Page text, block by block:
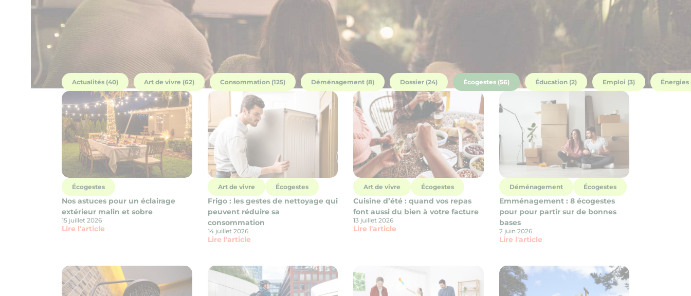
Actualités (40) Art de vivre (62) Consommation (125) Déménagement (8) Dossier (24) Écogestes (56) Éducation (2) Emploi (3) Énergies
Écogestes
Nos astuces pour un éclairage
extérieur malin et sobre
15 juillet 2026
Lire l'article
Art de vivre Écogestes
Frigo : les gestes de nettoyage qui
peuvent réduire sa
consommation
14 juillet 2026
Lire l'article
Art de vivre Écogestes
Cuisine d’été : quand vos repas
font aussi du bien à votre facture
13 juillet 2026
Lire l'article
Déménagement Écogestes
Emménagement : 8 écogestes
pour pour partir sur de bonnes
bases
2 juin 2026
Lire l'article